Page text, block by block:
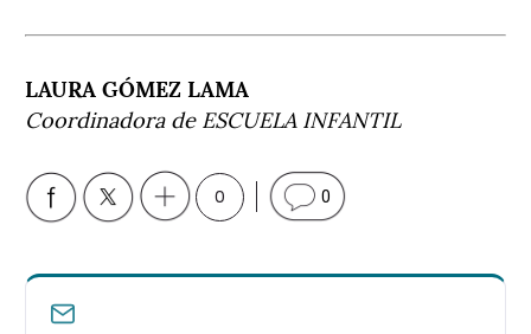
LAURA GÓMEZ LAMA
Coordinadora de ESCUELA INFANTIL
0 0